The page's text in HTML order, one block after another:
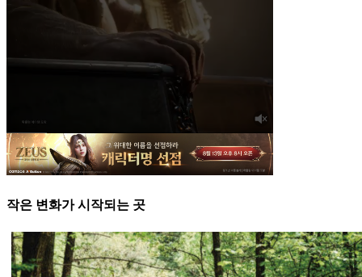
작은 변화가 시작되는 곳